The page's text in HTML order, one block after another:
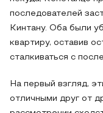
последователей
Кинтану. Оба были
квартиру, оставив
сталкиваться с
На первый взгляд,
отличными друг от